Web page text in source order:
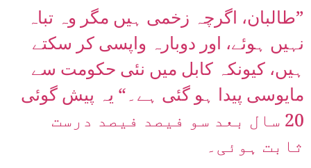
”طالبان، اگرچہ زخمی ہیں مگر وہ تباہ
نہیں ہوئے، اور دوبارہ واپسی کر سکتے
ہیں، کیونکہ کابل میں نئی حکومت سے
مایوسی پیدا ہو گئی ہے۔“ یہ پیش گوئی
20 سال بعد سو فیصد فیصد درست
ثابت ہوئی۔